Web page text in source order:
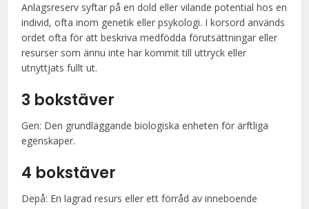
Anlagsreserv syftar på en dold eller vilande potential hos en
individ, ofta inom genetik eller psykologi. I korsord används
ordet ofta för att beskriva medfödda förutsättningar eller
resurser som ännu inte har kommit till uttryck eller
utnyttjats fullt ut.
3 bokstäver
Gen: Den grundläggande biologiska enheten för ärftliga
egenskaper.
4 bokstäver
Depå: En lagrad resurs eller ett förråd av inneboende